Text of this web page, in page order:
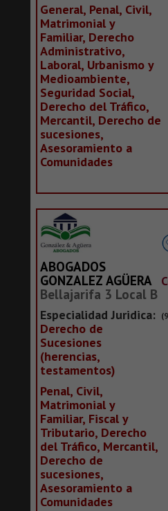
General, Penal, Civil,
Matrimonial y
Familiar, Derecho
Administrativo,
Laboral, Urbanismo y
Medioambiente,
Seguridad Social,
Derecho del Tráfico,
Mercantil, Derecho de
sucesiones,
Asesoramiento a
Comunidades
ABOGADOS
GONZALEZ AGÜERA
Bellajarifa 3 Local B
Especialidad Juridica:
Derecho de
Sucesiones
(herencias,
testamentos)
Penal, Civil,
Matrimonial y
Familiar, Fiscal y
Tributario, Derecho
del Tráfico, Mercantil,
Derecho de
sucesiones,
Asesoramiento a
Comunidades